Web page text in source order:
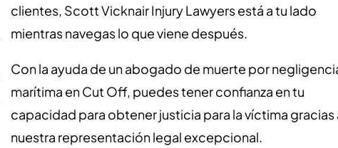
clientes, Scott Vicknair Injury Lawyers está a tu lado
mientras navegas lo que viene después.
Con la ayuda de un abogado de muerte por
marítima en Cut Off, puedes tener confianza en tu
capacidad para obtener justicia para la víctima gracias
nuestra representación legal excepcional.